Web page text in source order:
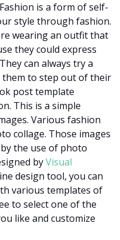
is a form of self-
style through fashion.
wearing an outfit that
they could express
can always try a
them to step out of their
post template
This is a simple
Various fashion
collage. Those images
the use of photo
byVisual
design tool, you can
various templates of
to select one of the
like and customize